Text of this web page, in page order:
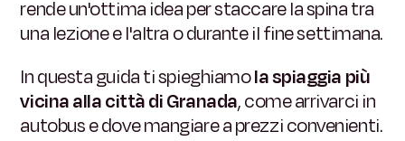
rende un'ottima idea per staccare la spina tra
una lezione e l'altra o durante il fine settimana.
In questa guida ti spieghiamola spiaggia più
vicina alla città di Granada, come arrivarci in
autobus e dove mangiare a prezzi convenienti.